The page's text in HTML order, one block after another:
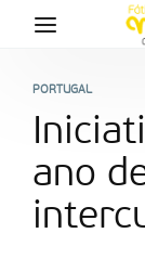
PORTUGAL
ano